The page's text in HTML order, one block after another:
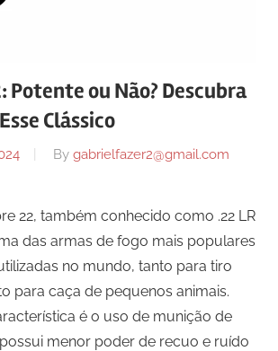
Potente ou Não? Descubra
Clássico
By gabrielfazer2@gmail.com
22, também conhecido como .22 LR
das armas de fogo mais populares
no mundo, tanto para tiro
para caça de pequenos animais.
é o uso de munição de
menor poder de recuo e ruído